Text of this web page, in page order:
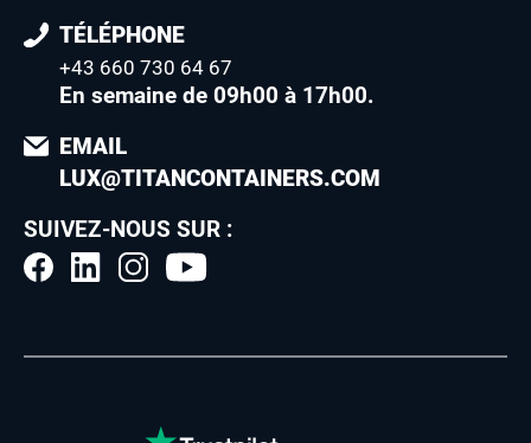
TÉLÉPHONE
+43 660 730 64 67
En semaine de 09h00 à 17h00.
EMAIL
LUX@TITANCONTAINERS.COM
SUIVEZ-NOUS SUR :